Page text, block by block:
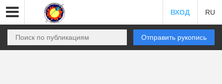
ВХОД RU
Отправить рукопись